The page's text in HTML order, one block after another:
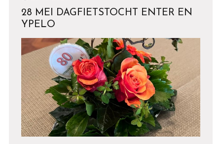
28 MEI DAGFIETSTOCHT ENTER EN
YPELO